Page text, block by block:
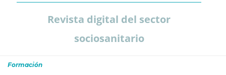
Revista digital del sector
sociosanitario
Formación